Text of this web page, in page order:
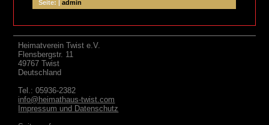
Seite: |admin
Heimatverein Twist e.V.
Flensbergstr. 11
49767 Twist
Deutschland
Tel.: 05936-2382
info@heimathaus-twist.com
Impressum und Datenschutz